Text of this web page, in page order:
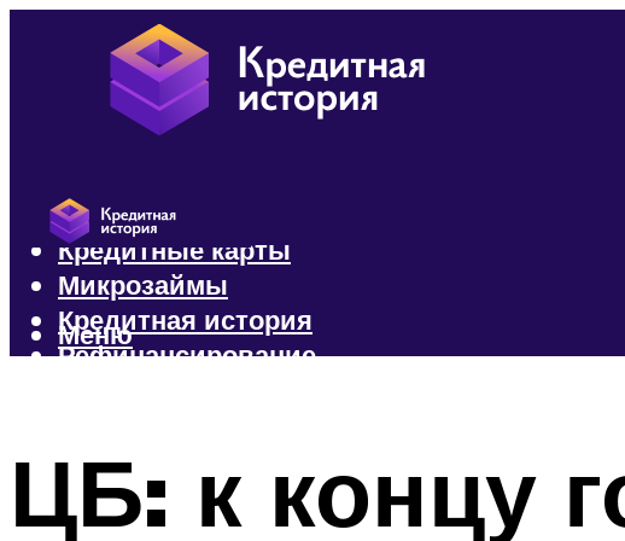
Кредиты
Кредитные карты
Микрозаймы
Кредитная история
Рефинансирование
Меню
ЦБ: к концу